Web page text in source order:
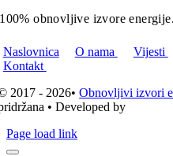
100% obnovljive izvore energije.
Naslovnica O nama Vijesti
Kontakt
2017 - 2026•Obnovljivi izvori
• Developed by
Page load link